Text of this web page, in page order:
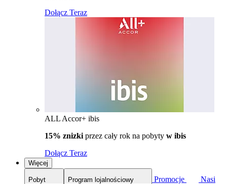
Dołącz Teraz
ALL Accor+ ibis
15% znizki przez cały rok na pobyty w ibis
Dołącz Teraz
Więcej
Pobyt Program lojalnościowy Promocje
Nasi